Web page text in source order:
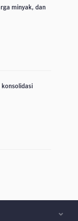
minyak, dan
konsolidasi